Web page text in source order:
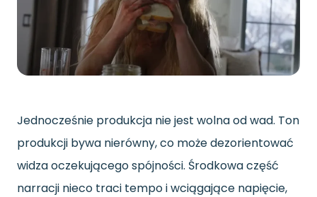
Jednocześnie produkcja nie jest wolna od wad. Ton
produkcji bywa nierówny, co może dezorientować
widza oczekującego spójności. Środkowa część
narracji nieco traci tempo i wciągające napięcie,